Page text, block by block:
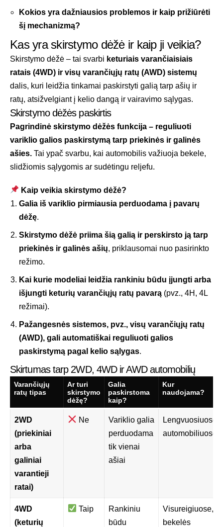
Kokios yra dažniausios problemos ir kaip prižiūrėti
šį mechanizmą?
Kas yra skirstymo dėžė ir kaip ji veikia?
Skirstymo dėžė – tai svarbi keturiais varančiaisiais
ratais (4WD) ir visų varančiųjų ratų (AWD) sistemų
dalis, kuri leidžia tinkamai paskirstyti galią tarp ašių ir
ratų, atsižvelgiant į kelio dangą ir vairavimo sąlygas.
Skirstymo dėžės paskirtis
Pagrindinė skirstymo dėžės funkcija – reguliuoti
variklio galios paskirstymą tarp priekinės ir galinės
ašies. Tai ypač svarbu, kai automobilis važiuoja bekele,
slidžiomis sąlygomis ar sudėtingu reljefu.
Kaip veikia skirstymo dėžė?
Galia iš variklio pirmiausia perduodama į pavarų
dėžę.
Skirstymo dėžė priima šią galią ir perskirsto ją tarp
priekinės ir galinės ašių, priklausomai nuo pasirinkto
režimo.
Kai kurie modeliai leidžia rankiniu būdu įjungti arba
išjungti keturių varančiųjų ratų pavarą (pvz., 4H, 4L
režimai).
Pažangesnės sistemos, pvz., visų varančiųjų ratų
(AWD), gali automatiškai reguliuoti galios
paskirstymą pagal kelio sąlygas.
Skirtumas tarp 2WD, 4WD ir AWD automobilių
Varančiųjų
ratų tipas
Ar turi
skirstymo
dėžę?
Galia
paskirstoma
kaip?
Kur
naudojama?
2WD
(priekiniai
arba
galiniai
varantieji
ratai)
Ne
Variklio galia
perduodama
tik vienai
ašiai
Lengvuosiuose
automobiliuose
4WD
(keturių
Taip
Rankiniu
būdu
Visureigiuose,
bekelės